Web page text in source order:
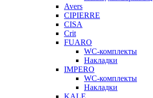
Avers
CIPIERRE
CISA
Crit
FUARO
WC-комплекты
Накладки
IMPERO
WC-комплекты
Накладки
KALE